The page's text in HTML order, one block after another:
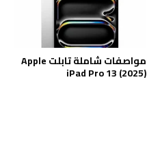
مواصفات شاملة تابلت Apple
iPad Pro 13 (2025)